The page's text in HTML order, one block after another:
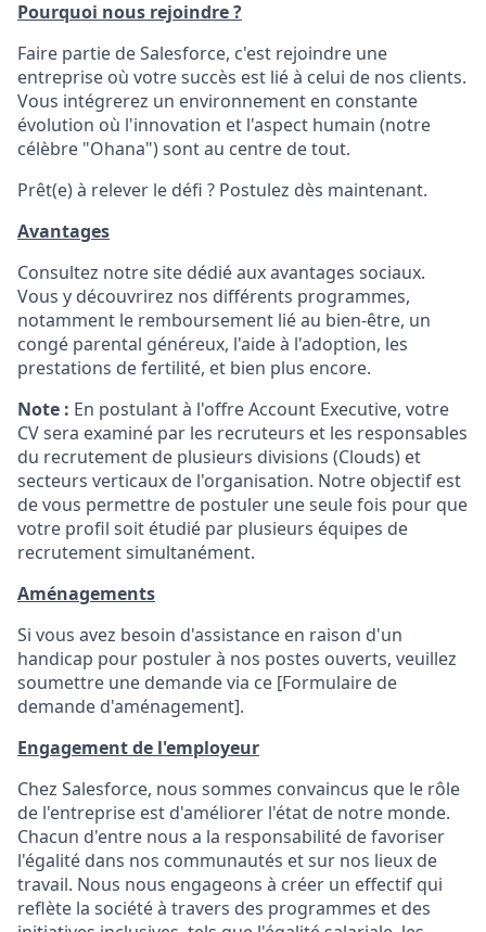
Pourquoi nous rejoindre ?
Faire partie de Salesforce, c'est rejoindre une
entreprise où votre succès est lié à celui de nos clients.
Vous intégrerez un environnement en constante
évolution où l'innovation et l'aspect humain (notre
célèbre "Ohana") sont au centre de tout.
Prêt(e) à relever le défi ? Postulez dès maintenant.
Avantages
Consultez notre site dédié aux avantages sociaux.
Vous y découvrirez nos différents programmes,
notamment le remboursement lié au bien-être, un
congé parental généreux, l'aide à l'adoption, les
prestations de fertilité, et bien plus encore.
Note : En postulant à l'offre Account Executive, votre
CV sera examiné par les recruteurs et les responsables
du recrutement de plusieurs divisions (Clouds) et
secteurs verticaux de l'organisation. Notre objectif est
de vous permettre de postuler une seule fois pour que
votre profil soit étudié par plusieurs équipes de
recrutement simultanément.
Aménagements
Si vous avez besoin d'assistance en raison d'un
handicap pour postuler à nos postes ouverts, veuillez
soumettre une demande via ce [Formulaire de
demande d'aménagement].
Engagement de l'employeur
Chez Salesforce, nous sommes convaincus que le rôle
de l'entreprise est d'améliorer l'état de notre monde.
Chacun d'entre nous a la responsabilité de favoriser
l'égalité dans nos communautés et sur nos lieux de
travail. Nous nous engageons à créer un effectif qui
reflète la société à travers des programmes et des